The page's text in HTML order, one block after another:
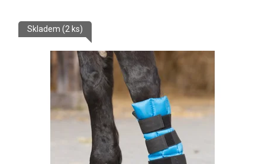
Skladem (2 ks)